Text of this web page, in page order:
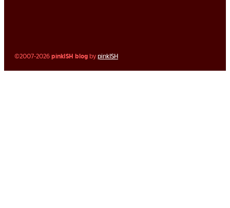
©2007-2026pinkISH blog bypinkISH